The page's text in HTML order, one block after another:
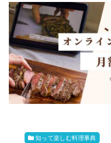
知って楽しむ料理事典